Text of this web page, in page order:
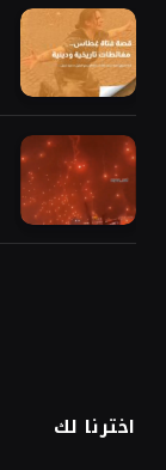
اخترنا لك